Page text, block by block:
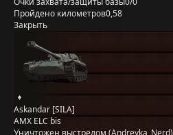
Пройдено километров0,58
Закрыть
Askandar [SILA]
AMX ELC bis
Уничтожен выстрелом (Andreyka_Nerd)